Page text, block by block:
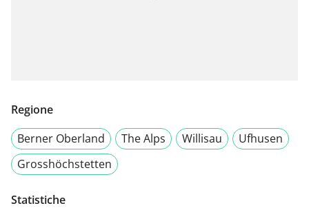
Regione
Berner Oberland
The Alps Willisau
Ufhusen
Grosshöchstetten
Statistiche